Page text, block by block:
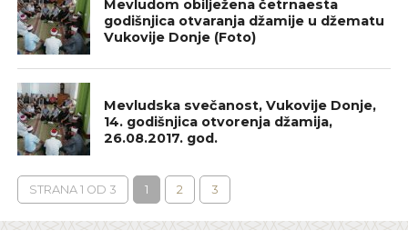
Mevludom obilježena četrnaesta
godišnjica otvaranja džamije u džematu
Vukovije Donje (Foto)
Mevludska svečanost, Vukovije Donje,
14. godišnjica otvorenja džamija,
26.08.2017. god.
STRANA 1 OD 3 1 2 3